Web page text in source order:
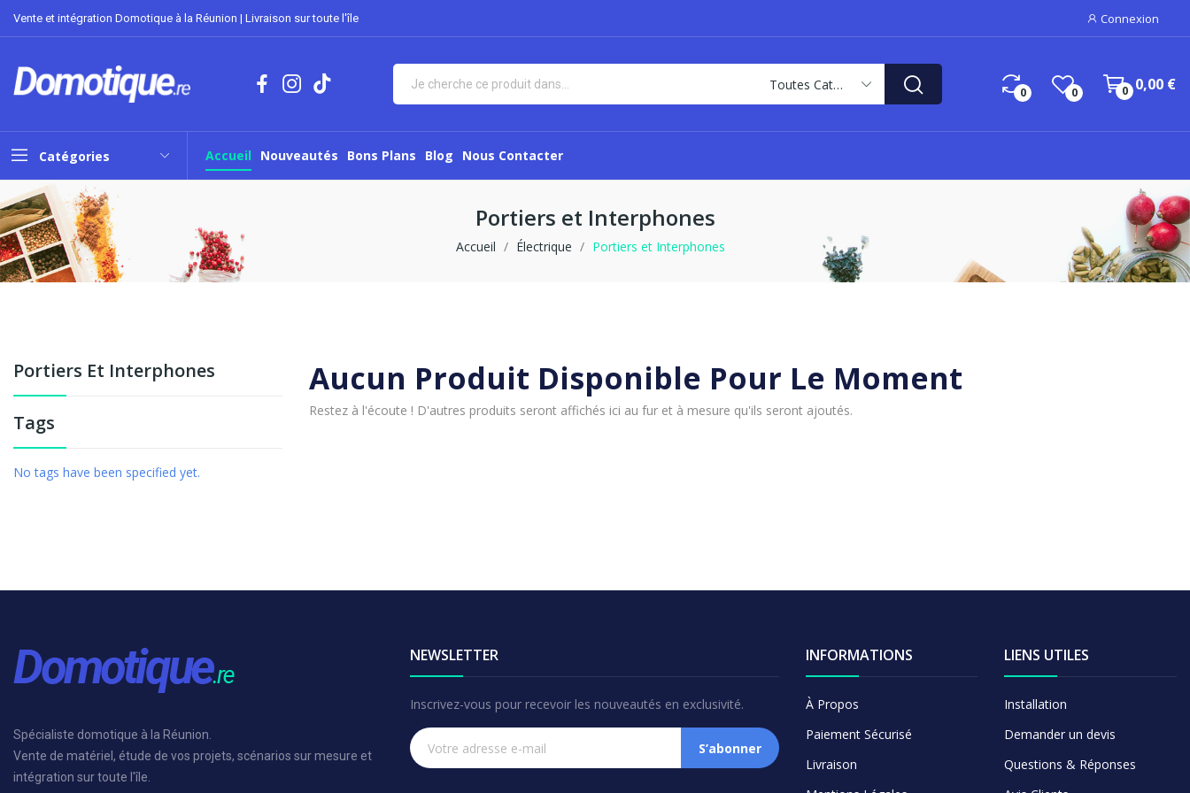
Vente et intégration Domotique à la Réunion | Livraison sur toute l'île Connexion
Toutes Catégories 0 0 0,00 €
0
Catégories Accueil Nouveautés Bons Plans Blog Nous Contacter
Portiers et Interphones
Accueil Électrique Portiers et Interphones
Portiers Et Interphones
Tags
No tags have been specified yet.
Aucun Produit Disponible Pour Le Moment
Restez à l'écoute ! D'autres produits seront affichés ici au fur et à mesure qu'ils seront ajoutés.
Spécialiste domotique à la Réunion.
Vente de matériel, étude de vos projets, scénarios sur mesure et
intégration sur toute l'île.
NEWSLETTER
Inscrivez-vous pour recevoir les nouveautés en exclusivité.
S’abonner
INFORMATIONS
À Propos
Paiement Sécurisé
Livraison
LIENS UTILES
Installation
Demander un devis
Questions & Réponses